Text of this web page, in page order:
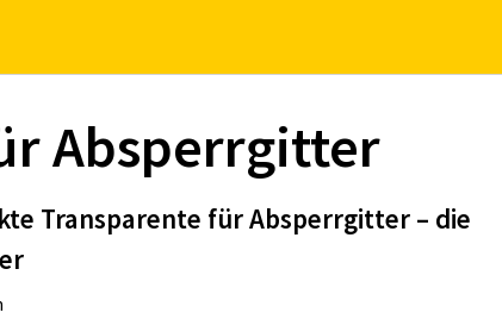
Absperrgitter
Transparente für Absperrgitter – die